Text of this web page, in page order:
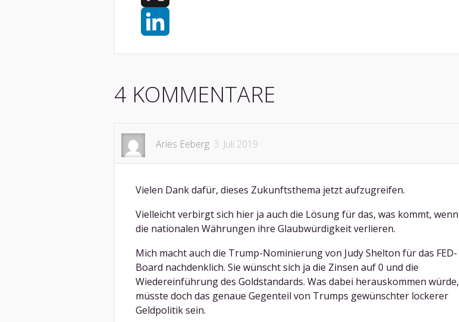
4 KOMMENTARE
Aries Eeberg 3. Juli 2019
Vielen Dank dafür, dieses Zukunftsthema jetzt aufzugreifen.
Vielleicht verbirgt sich hier ja auch die Lösung für das, was kommt, wenn
die nationalen Währungen ihre Glaubwürdigkeit verlieren.
Mich macht auch die Trump-Nominierung von Judy Shelton für das FED-
Board nachdenklich. Sie wünscht sich ja die Zinsen auf 0 und die
Wiedereinführung des Goldstandards. Was dabei herauskommen würde,
müsste doch das genaue Gegenteil von Trumps gewünschter lockerer
Geldpolitik sein.